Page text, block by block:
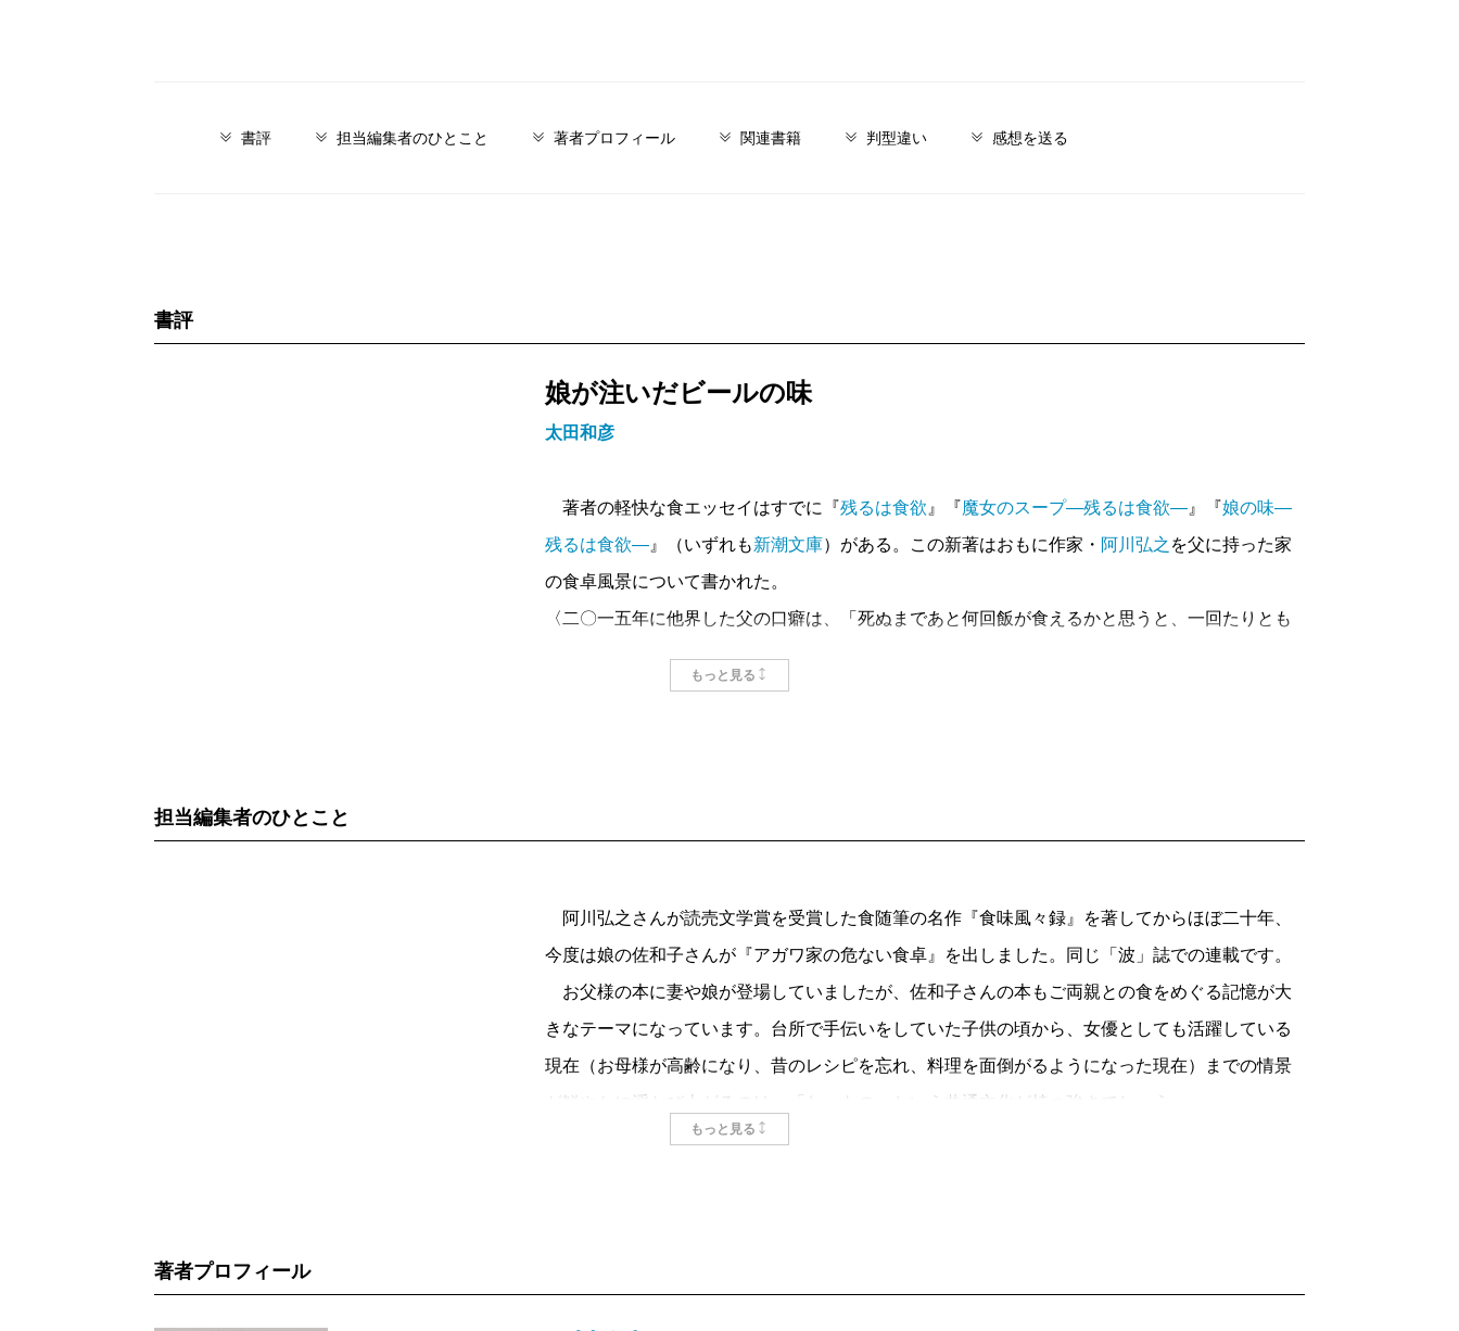
書評 担当編集者のひとこと 著者プロフィール 関連書籍 判型違い 感想を送る
書評
娘が注いだビールの味
太田和彦
著者の軽快な食エッセイはすでに『残るは食欲 』『魔女のスープ―残るは食欲― 』『娘の味―
残るは食欲― 』（いずれも新潮文庫）がある。この新著はおもに作家・ 阿川弘之 を父に持った家
の食卓風景について書かれた。
〈二〇一五年に他界した父の口癖は、「死ぬまであと何回飯が食えるかと思うと、一回たりとも
まずいものは食いたくない」であった。たまたま自分の気に入らない食事に出くわした日には、
「一回、損した。どうしてくれる！」と本気で憤怒したものだ〉。一方〈旨いもんを食いに行こ
旨いもん、食いにいこう」で、はっきり「まずい」と言わない気遣いをされた情けなさ、わかり
ころ、の相克ですか。
作家の父は神経質で、娘佐和子はいつもびくびくしていたと書く。「気難しい父」はいかにも
昭和の家庭だが、著者の自在な筆致は、びくびくしながらも愛情を持って気難しさを客観視して
いたのではと、その父に親近感もおぼえてゆく。
膝を打ったのは、妹尾河童 氏から教わったと書くビールの注ぎ方で、グラスに注ぎながら瓶を
どんどん高く上げ「カニ泡」を作ってしばらく待ち、ビールと泡が四対一になったら今度はグラ
スの縁から……と延々七行にわたる詳細な文は毎夜私が実行していることだ。
もっと見る
担当編集者のひとこと
阿川弘之さんが読売文学賞を受賞した食随筆の名作『食味風々録』を著してからほぼ二十年、
今度は娘の佐和子さんが『アガワ家の危ない食卓』を出しました。同じ「波」誌での連載です。
お父様の本に妻や娘が登場していましたが、佐和子さんの本もご両親との食をめぐる記憶が大
きなテーマになっています。台所で手伝いをしていた子供の頃から、女優としても活躍している
現在（お母様が高齢になり、昔のレシピを忘れ、料理を面倒がるようになった現在）までの情景
が鮮やかに浮かび上がるのは、「たべもの」という共通文化が持つ強さでしょう。
いや、やはり文章の持つ力のほうが大きいか。かつて弘之さんの『山本五十六』『米内光政』
もっと見る
著者プロフィール